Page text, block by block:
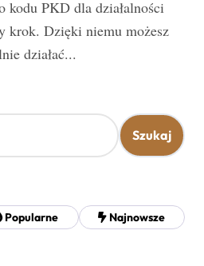
krok. Dzięki niemu możesz
działać...
Popularne Najnowsze